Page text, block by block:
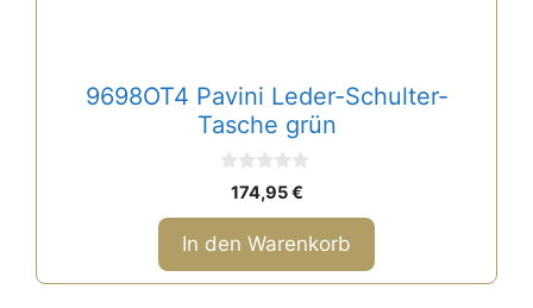
9698OT4 Pavini Leder-Schulter-
Tasche grün
o
5
174,95€
In den Warenkorb